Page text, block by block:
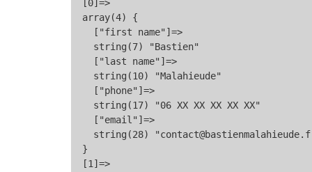
  [0]=>
  array(4) {
    ["first name"]=>
    string(7) "Bastien"
    ["last name"]=>
    string(10) "Malahieude"
    ["phone"]=>
    string(17) "06 XX XX XX XX XX"
    ["email"]=>
string(28)
  }
  [1]=>